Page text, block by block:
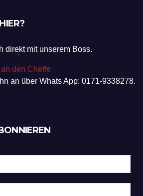
direkt mit unserem Boss.
den Cheffe
an über Whats App: 0171-9338278.